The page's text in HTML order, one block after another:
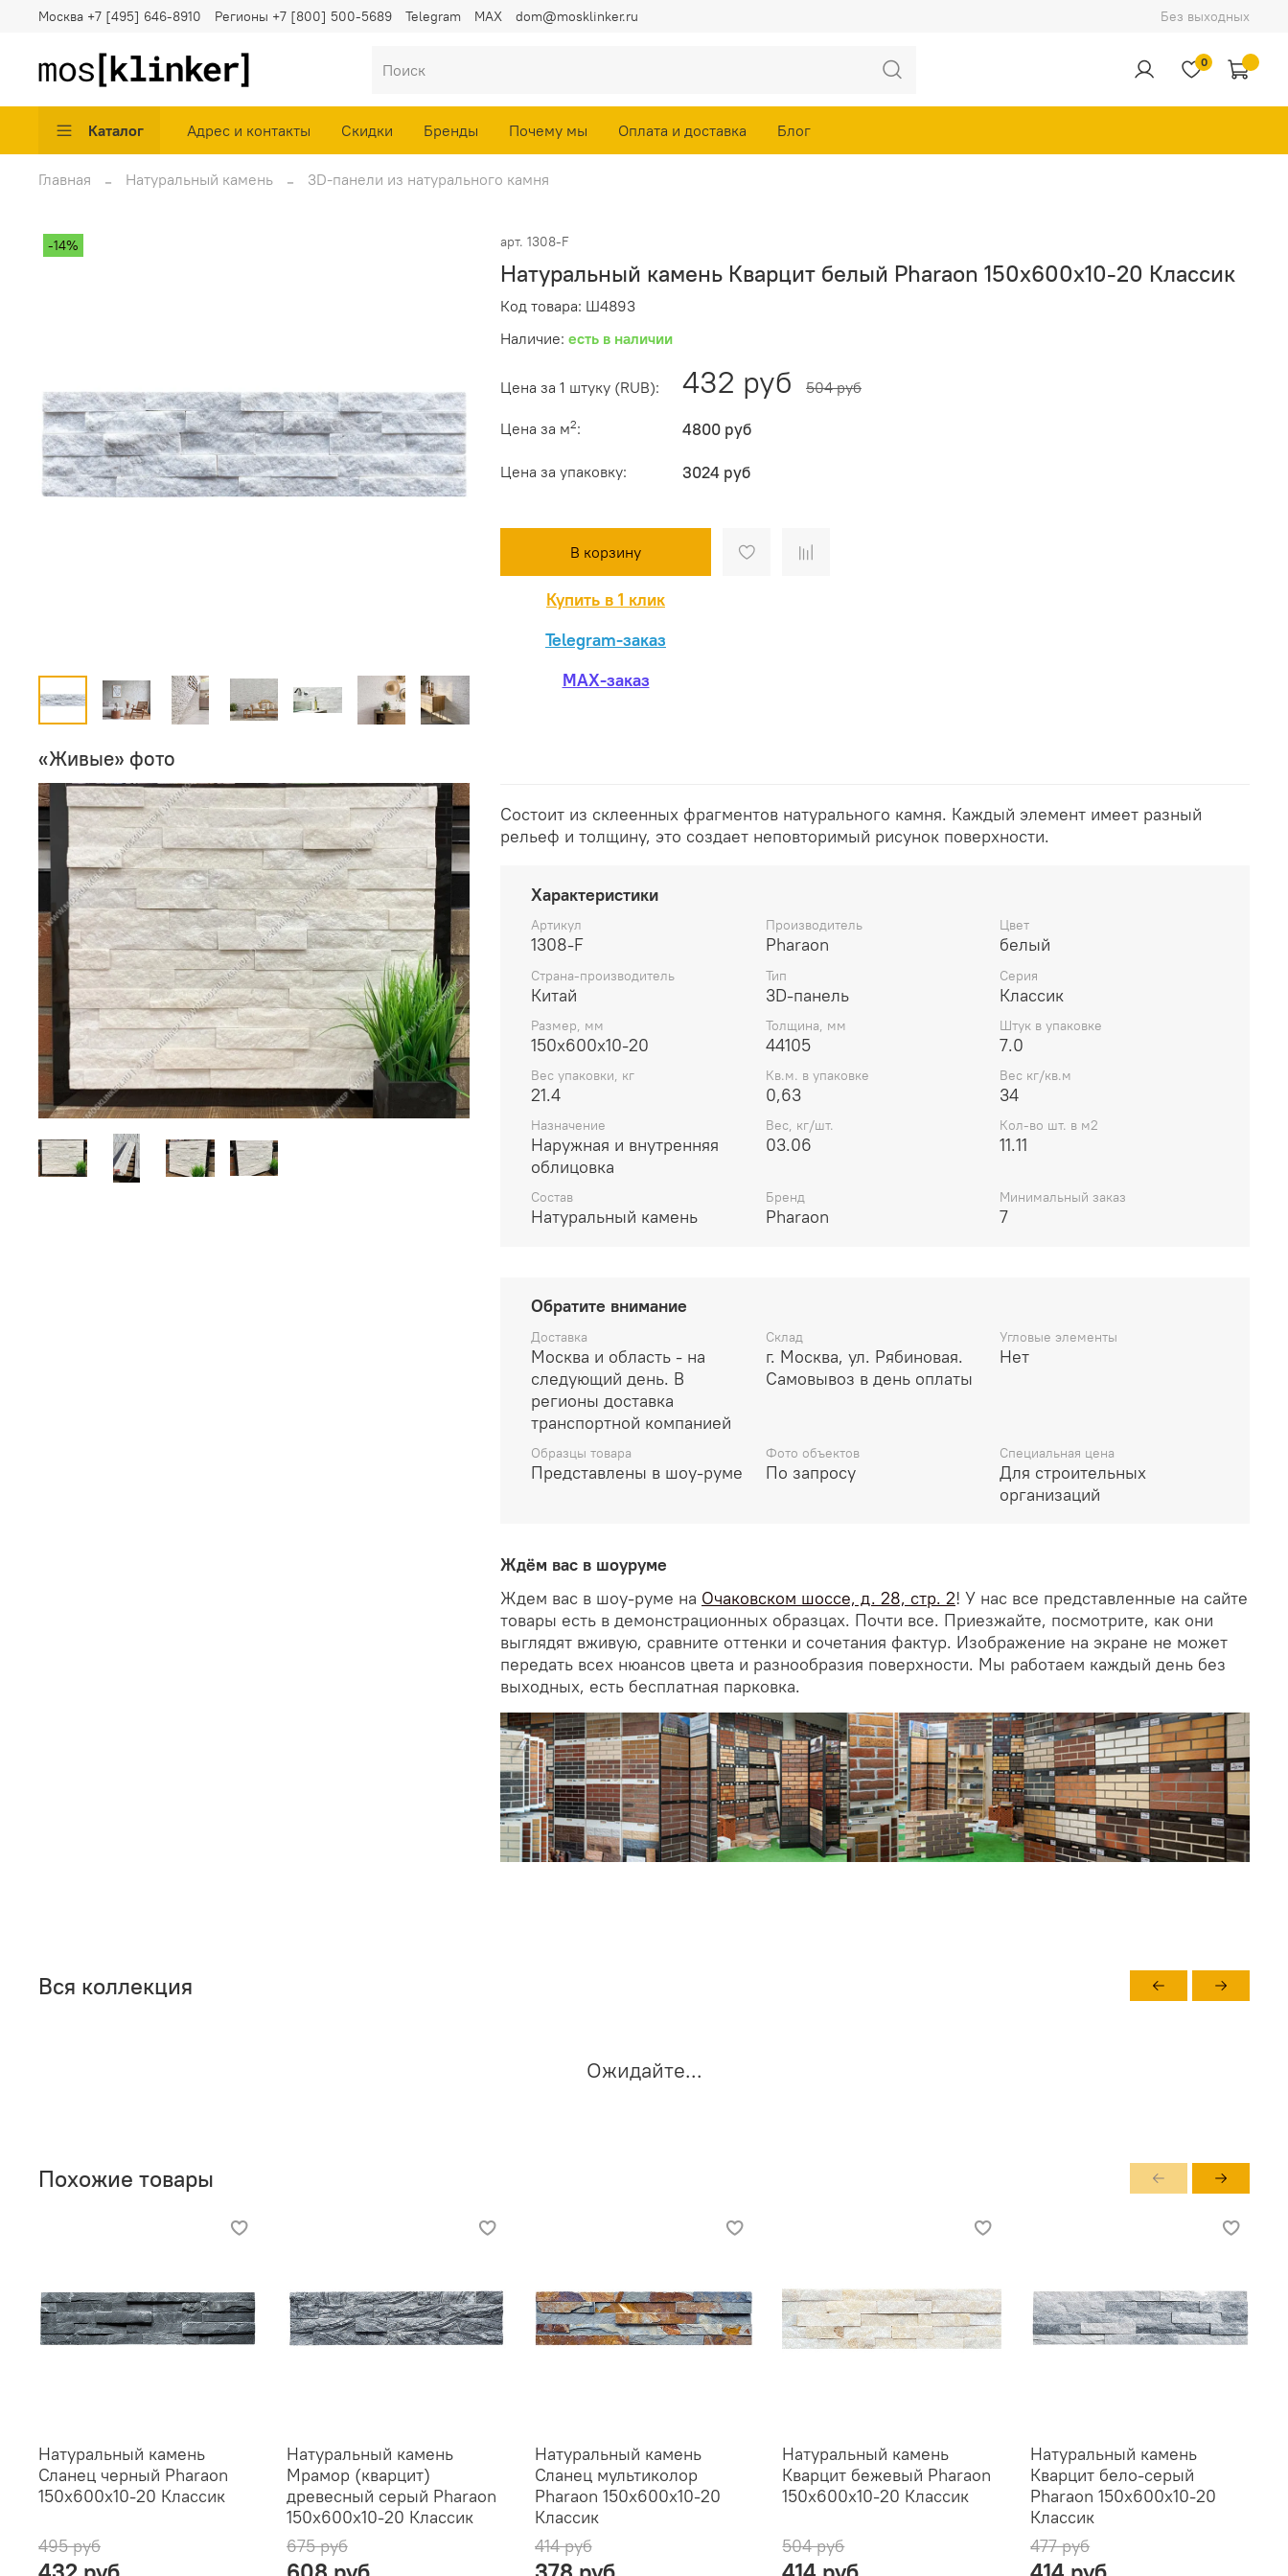
Без выходных
Москва +7 [495] 646-8910 Регионы +7 [800] 500-5689 Telegram MAX dom@mosklinker.ru
0
Каталог Адрес и контакты Скидки Бренды Почему мы Оплата и доставка Блог
Главная Натуральный камень 3D-панели из натурального камня
-14%
«Живые» фото
арт. 1308-F
Натуральный камень Кварцит белый Pharaon 150x600x10-20 Классик
Код товара: Ш4893
Наличие: есть в наличии
Цена за 1 штуку (RUB): 432 руб 504 руб
Цена за м2: 4800 руб
Цена за упаковку: 3024 руб
В корзину
Купить в 1 клик
Telegram-заказ
MAX-заказ
Состоит из склеенных фрагментов натурального камня. Каждый элемент имеет разный
рельеф и толщину, это создает неповторимый рисунок поверхности.
Характеристики
Артикул
1308-F
Производитель
Pharaon
Цвет
белый
Страна-производитель
Китай
Тип
3D-панель
Серия
Классик
Размер, мм
150x600x10-20
Толщина, мм
44105
Штук в упаковке
7.0
Вес упаковки, кг
21.4
Кв.м. в упаковке
0,63
Вес кг/кв.м
34
Назначение
Наружная и внутренняя
облицовка
Вес, кг/шт.
03.06
Кол-во шт. в м2
11.11
Состав
Натуральный камень
Бренд
Pharaon
Минимальный заказ
7
Обратите внимание
Доставка
Москва и область - на
следующий день. В
регионы доставка
транспортной компанией
Склад
г. Москва, ул. Рябиновая.
Самовывоз в день оплаты
Угловые элементы
Нет
Образцы товара
Представлены в шоу-руме
Фото объектов
По запросу
Специальная цена
Для строительных
организаций
Ждём вас в шоуруме
Ждем вас в шоу-руме на Очаковском шоссе, д. 28, стр. 2! У нас все представленные на сайте
товары есть в демонстрационных образцах. Почти все. Приезжайте, посмотрите, как они
выглядят вживую, сравните оттенки и сочетания фактур. Изображение на экране не может
передать всех нюансов цвета и разнообразия поверхности. Мы работаем каждый день без
выходных, есть бесплатная парковка.
Вся коллекция
Ожидайте...
Похожие товары
Натуральный камень
Сланец черный Pharaon
150x600x10-20 Классик
495 руб
Натуральный камень
Мрамор (кварцит)
древесный серый Pharaon
150x600x10-20 Классик
675 руб
Натуральный камень
Сланец мультиколор
Pharaon 150x600x10-20
Классик
414 руб
Натуральный камень
Кварцит бежевый Pharaon
150x600x10-20 Классик
504 руб
Натуральный камень
Кварцит бело-серый
Pharaon 150x600x10-20
Классик
477 руб